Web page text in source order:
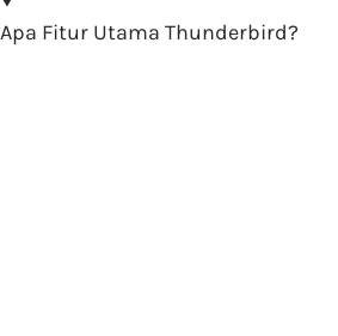
Apa Fitur Utama Thunderbird?